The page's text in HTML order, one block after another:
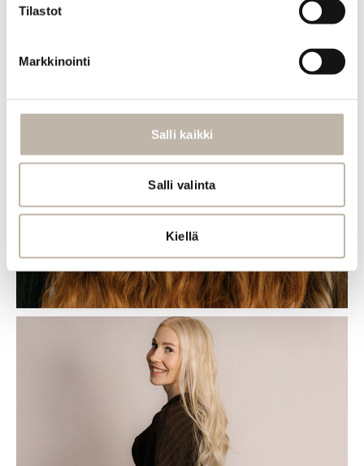
Tilastot
Markkinointi
Salli kaikki
Salli valinta
Kiellä
BPhair Premium
BPhair Premium Slavic -hiustenpidennyksistä on
saatavilla 33 upeaa sävyä.
verkkokaupassamme ja tiedustele BPhair Premium
Slavic -hiustenpidennysten saatavuutta
kampaajaltasi.